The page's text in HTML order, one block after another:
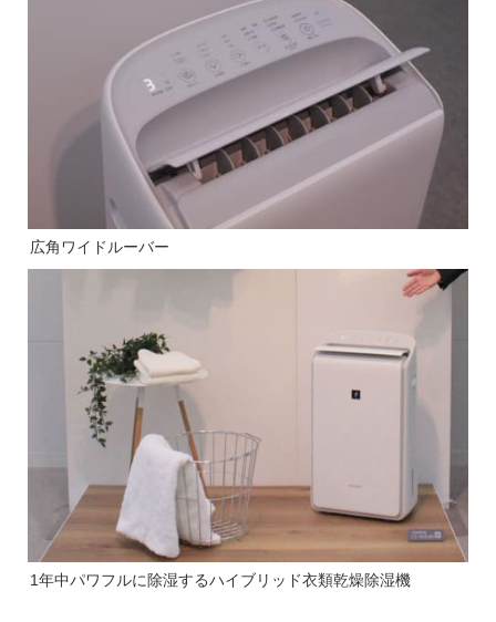
広角ワイドルーバー
1年中パワフルに除湿するハイブリッド衣類乾燥除湿機